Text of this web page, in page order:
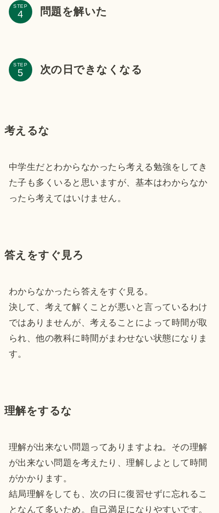
STEP 問題を解いた
STEP 次の日できなくなる
考えるな
中学生だとわからなかったら考える勉強をしてき
た子も多くいると思いますが、基本はわからなか
ったら考えてはいけません。
答えをすぐ見ろ
わからなかったら答えをすぐ見る。
決して、考えて解くことが悪いと言っているわけ
ではありませんが、考えることによって時間が取
られ、他の教科に時間がまわせない状態になりま
す。
理解をするな
理解が出来ない問題ってありますよね。その理解
が出来ない問題を考えたり、理解しよとして時間
がかかります。
結局理解をしても、次の日に復習せずに忘れるこ
となんて多いため。自己満足になりやすいです。